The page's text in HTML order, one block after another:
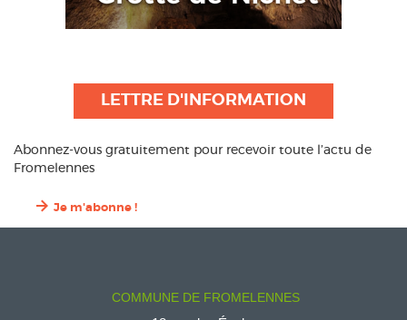
LETTRE D'INFORMATION
Abonnez-vous gratuitement pour recevoir toute l’actu de
Fromelennes
Je m'abonne !
COMMUNE DE FROMELENNES